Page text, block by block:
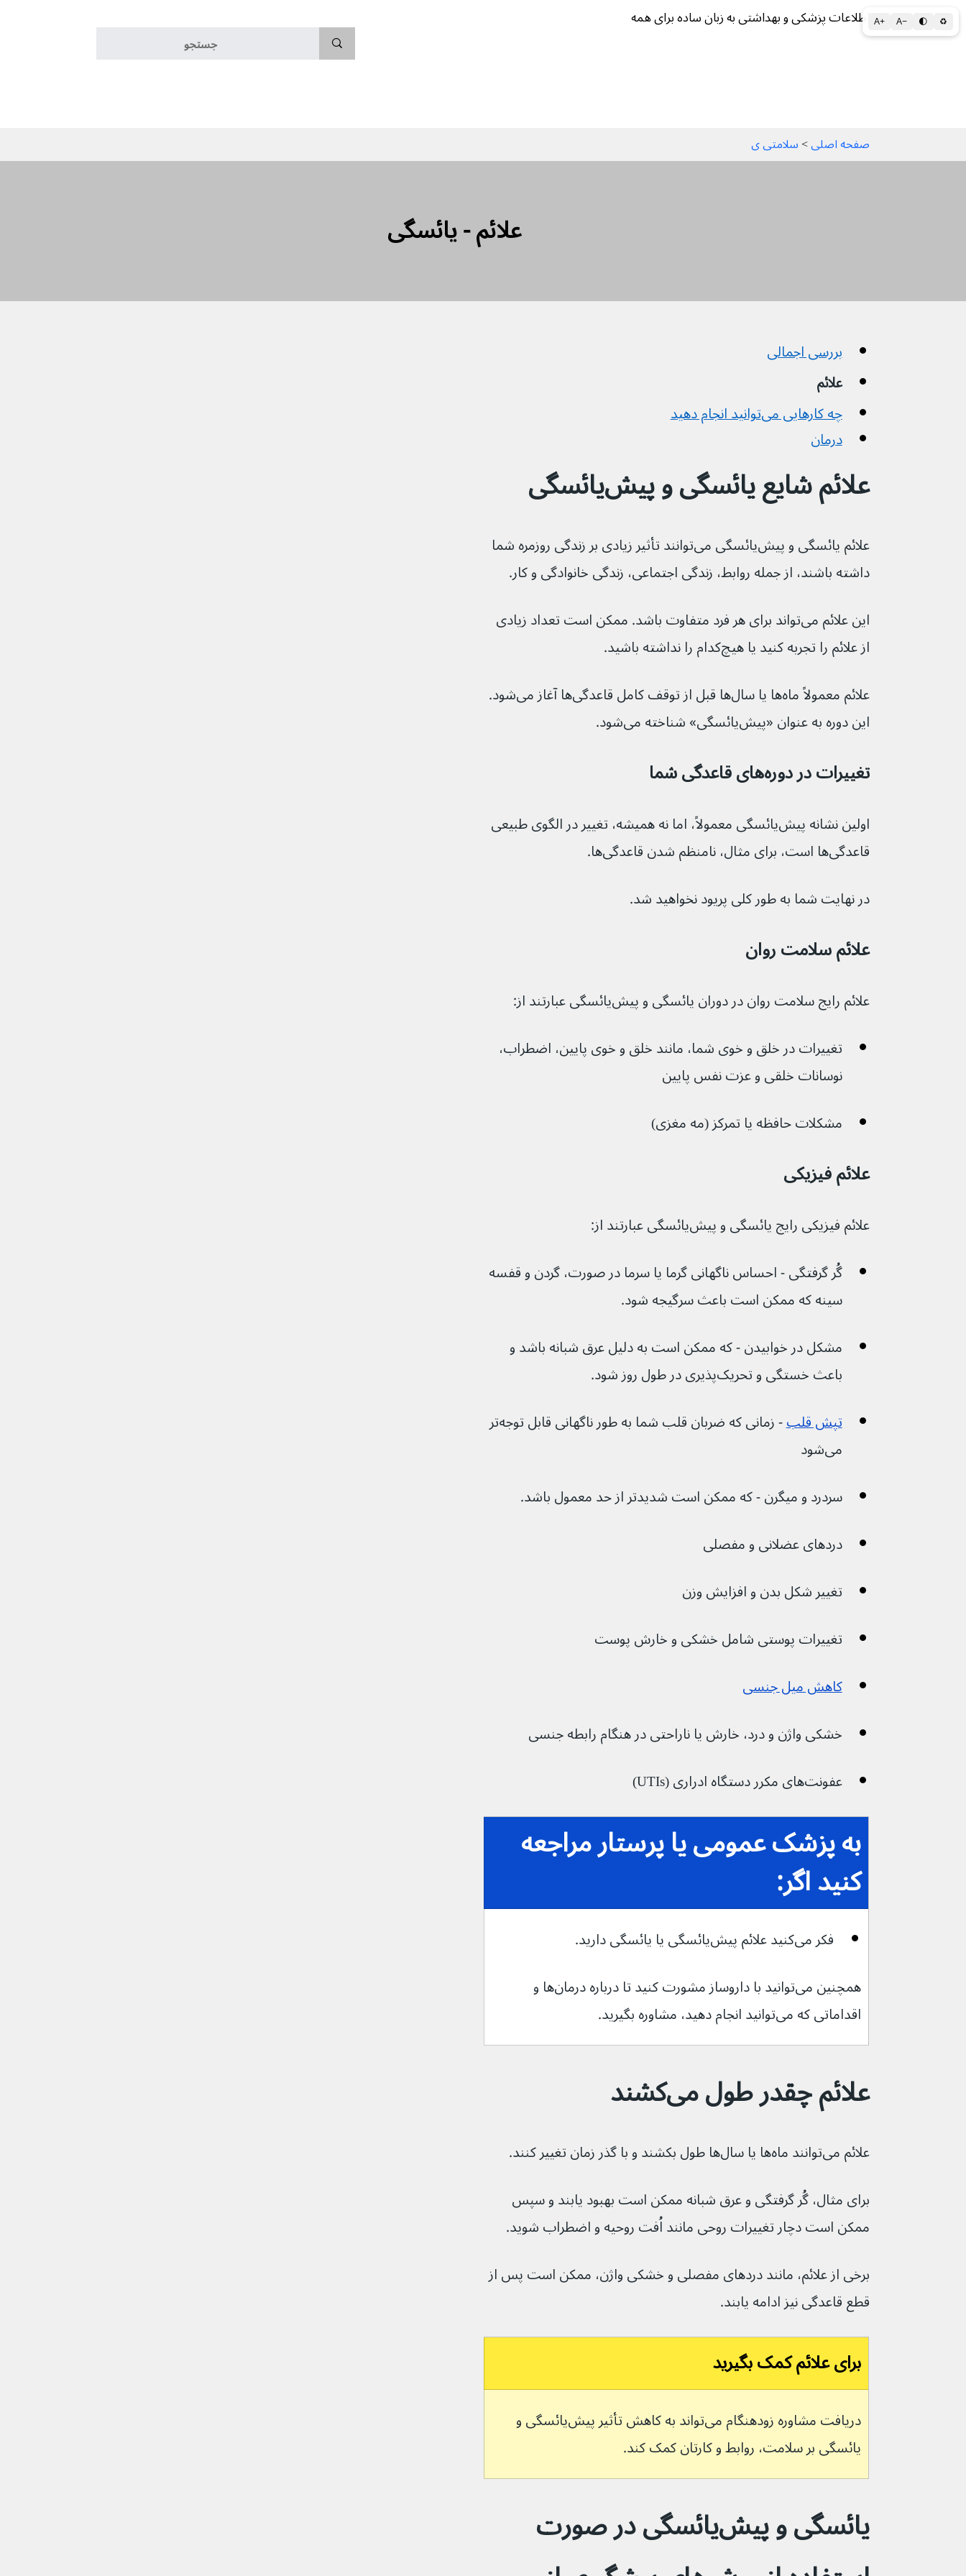
A+ A− 🌓 ♻ اطلاعات پزشکی و بهداشتی به زبان ساده برای همه
صفحه اصلی > سلامتی ی
علائم - یائسگی
بررسی اجمالی
علائم
چه کارهایی می‌توانید انجام دهید
درمان
علائم شایع یائسگی و پیش‌یائسگی
علائم یائسگی و پیش‌یائسگی می‌توانند تأثیر زیادی بر زندگی روزمره شما
داشته باشند، از جمله روابط، زندگی اجتماعی، زندگی خانوادگی و کار.
این علائم می‌تواند برای هر فرد متفاوت باشد. ممکن است تعداد زیادی
از علائم را تجربه کنید یا هیچ‌کدام را نداشته باشید.
علائم معمولاً ماه‌ها یا سال‌ها قبل از توقف کامل قاعدگی‌ها آغاز می‌شود.
این دوره به عنوان «پیش‌یائسگی» شناخته می‌شود.
تغییرات در دوره‌های قاعدگی‌ شما
اولین نشانه پیش‌یائسگی معمولاً، اما نه همیشه، تغییر در الگوی طبیعی
قاعدگی‌ها است، برای مثال، نامنظم شدن قاعدگی‌ها.
در نهایت شما به طور کلی پریود نخواهید شد.
علائم سلامت روان
علائم رایج سلامت روان در دوران یائسگی و پیش‌یائسگی عبارتند از:
تغییرات در خلق و خوی شما، مانند خلق و خوی پایین، اضطراب،
نوسانات خلقی و عزت نفس پایین
مشکلات حافظه یا تمرکز (مه مغزی)
علائم فیزیکی
علائم فیزیکی رایج یائسگی و پیش‌یائسگی عبارتند از:
گُر گرفتگی - احساس ناگهانی گرما یا سرما در صورت، گردن و قفسه
سینه که ممکن است باعث سرگیجه شود.
مشکل در خوابیدن - که ممکن است به دلیل عرق شبانه باشد و
باعث خستگی و تحریک‌پذیری در طول روز شود.
تپش قلب
- زمانی که ضربان قلب شما به طور ناگهانی قابل توجه‌تر
می‌شود
سردرد و میگرن - که ممکن است شدیدتر از حد معمول باشد.
دردهای عضلانی و مفصلی
تغییر شکل بدن و افزایش وزن
تغییرات پوستی شامل خشکی و خارش پوست
کاهش میل جنسی
خشکی واژن و درد، خارش یا ناراحتی در هنگام رابطه جنسی
عفونت‌های مکرر دستگاه ادراری (UTIs)
به پزشک عمومی یا پرستار مراجعه
کنید اگر:
فکر می‌کنید علائم پیش‌یائسگی یا یائسگی دارید.
همچنین می‌توانید با داروساز مشورت کنید تا درباره درمان‌ها و
اقداماتی که می‌توانید انجام دهید، مشاوره بگیرید.
علائم چقدر طول می‌کشند
علائم می‌توانند ماه‌ها یا سال‌ها طول بکشند و با گذر زمان تغییر کنند.
برای مثال، گُر گرفتگی و عرق شبانه ممکن است بهبود یابند و سپس
ممکن است دچار تغییرات روحی مانند اُفت روحیه و اضطراب شوید.
برخی از علائم، مانند دردهای مفصلی و خشکی واژن، ممکن است پس از
قطع قاعدگی نیز ادامه یابند.
برای علائم کمک بگیرید
دریافت مشاوره زودهنگام می‌تواند به کاهش تأثیر پیش‌یائسگی و
یائسگی بر سلامت، روابط و کارتان کمک کند.
یائسگی و پیش‌یائسگی در صورت